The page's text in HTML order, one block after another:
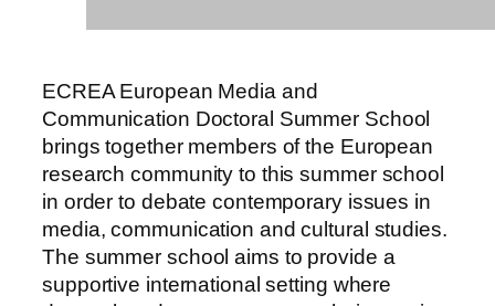
ECREA European Media and
Communication Doctoral Summer School
brings together members of the European
research community to this summer school
in order to debate contemporary issues in
media, communication and cultural studies.
The summer school aims to provide a
supportive international setting where